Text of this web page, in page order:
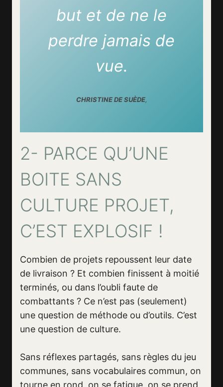
but et de ne le
perdre jamais de
vue.
CHRISTINE DE SUÈDE,
2- PARCE QU’UNE
BOITE SANS
CULTURE PROJET,
C’EST EXPLOSIF !
Combien de projets repoussent leur date
de livraison ? Et combien finissent à moitié
terminés, ou dans l’oubli faute de
combattants ? Ce n’est pas (seulement)
une question de méthode ou d’outils. C’est
une question de culture.
Sans réflexes partagés, sans règles du jeu
communes, sans vocabulaires commun, on
tourne en rond, on se fatigue, on se prend